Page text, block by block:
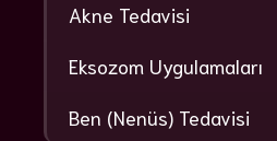
Akne Tedavisi
Eksozom Uygulamaları
Ben (Nenüs) Tedavisi